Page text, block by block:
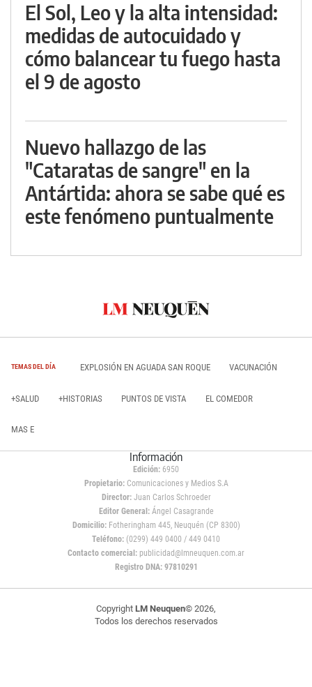
El Sol, Leo y la alta intensidad:
medidas de autocuidado y
cómo balancear tu fuego hasta
el 9 de agosto
Nuevo hallazgo de las
"Cataratas de sangre" en la
Antártida: ahora se sabe qué es
este fenómeno puntualmente
TEMAS DEL DÍA EXPLOSIÓN EN AGUADA SAN ROQUE VACUNACIÓN
+SALUD +HISTORIAS PUNTOS DE VISTA EL COMEDOR
MAS E
Información
Edición: 6950
Propietario:Comunicaciones y Medios S.A
Director: Juan Carlos Schroeder
Editor General:Ángel Casagrande
Domicilio:Fotheringham 445, Neuquén (CP 8300)
Teléfono: (0299) 449 0400 / 449 0410
Contacto comercial: publicidad@lmneuquen.com.ar
Registro DNA: 97810291
Copyright LM Neuquen© 2026,
Todos los derechos reservados